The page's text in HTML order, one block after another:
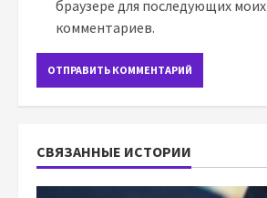
браузере для последующих моих
комментариев.
СВЯЗАННЫЕ ИСТОРИИ